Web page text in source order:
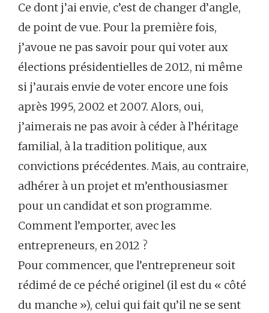
Ce dont j’ai envie, c’est de changer d’angle,
de point de vue. Pour la première fois,
j’avoue ne pas savoir pour qui voter aux
élections présidentielles de 2012, ni même
si j’aurais envie de voter encore une fois
après 1995, 2002 et 2007. Alors, oui,
j’aimerais ne pas avoir à céder à l’héritage
familial, à la tradition politique, aux
convictions précédentes. Mais, au contraire,
adhérer à un projet et m’enthousiasmer
pour un candidat et son programme.
Comment l’emporter, avec les
entrepreneurs, en 2012 ?
Pour commencer, que l’entrepreneur soit
rédimé de ce péché originel (il est du « côté
du manche »), celui qui fait qu’il ne se sent